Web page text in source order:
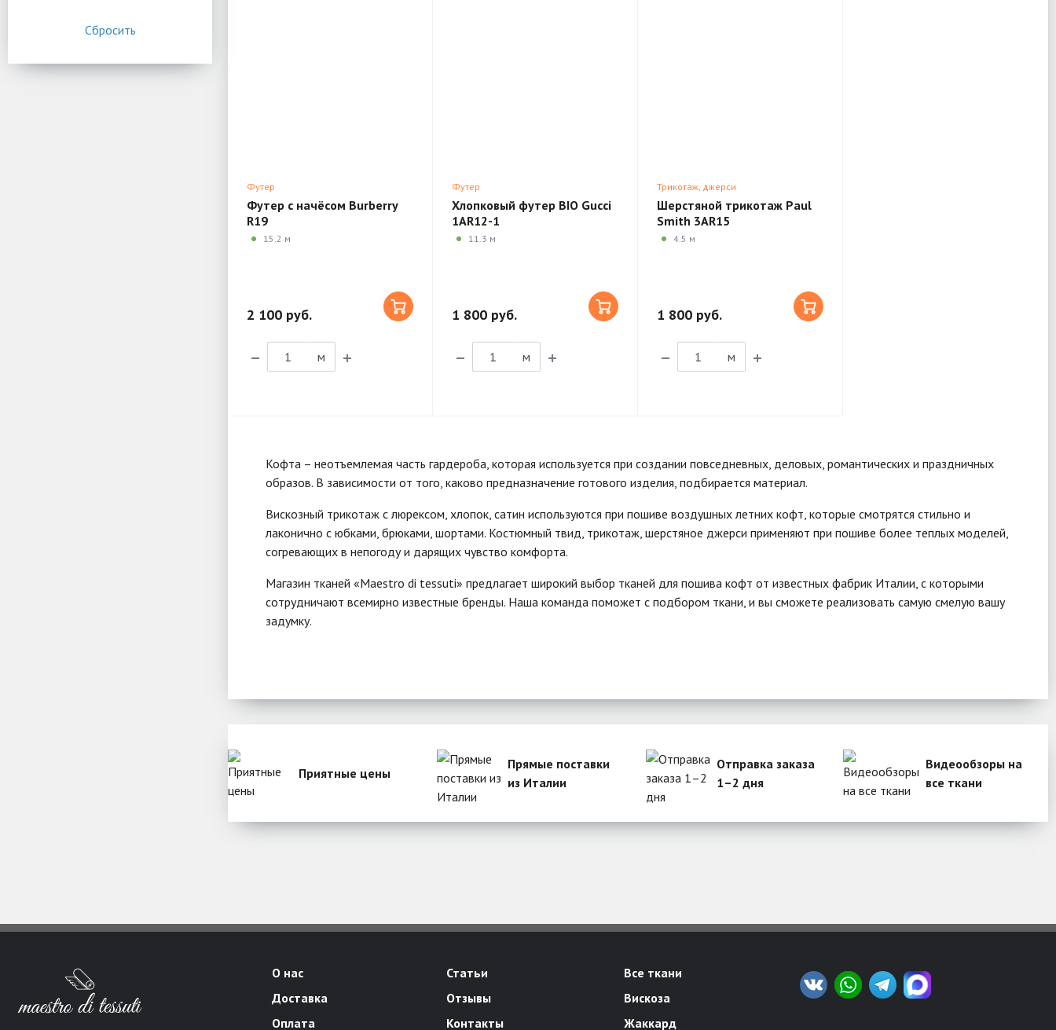
Футер
Футер с начёсом Burberry
R19
15.2 м
2 100 руб.
м
Футер
Хлопковый футер BIO Gucci
1AR12-1
11.3 м
1 800 руб.
м
Трикотаж, джерси
Шерстяной трикотаж Paul
Smith 3AR15
4.5 м
1 800 руб.
м
Кофта – неотъемлемая часть гардероба, которая используется при создании повседневных, деловых, романтических и праздничных
образов. В зависимости от того, каково предназначение готового изделия, подбирается материал.
Вискозный трикотаж с люрексом, хлопок, сатин используются при пошиве воздушных летних кофт, которые смотрятся стильно и
лаконично с юбками, брюками, шортами. Костюмный твид, трикотаж, шерстяное джерси применяют при пошиве более теплых моделей,
согревающих в непогоду и дарящих чувство комфорта.
Магазин тканей «Maestro di tessuti» предлагает широкий выбор тканей для пошива кофт от известных фабрик Италии, с которыми
сотрудничают всемирно известные бренды. Наша команда поможет с подбором ткани, и вы сможете реализовать самую смелую вашу
задумку.
Приятные цены
Прямые поставки
из Италии
Отправка заказа
1–2 дня
Видеообзоры на
все ткани
О нас
Доставка
Оплата
Статьи
Отзывы
Контакты
Все ткани
Вискоза
Жаккард